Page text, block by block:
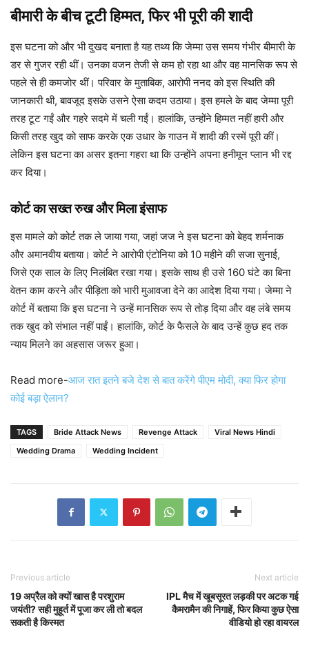
बीमारी के बीच टूटी हिम्मत, फिर भी पूरी की शादी
इस घटना को और भी दुखद बनाता है यह तथ्य कि जेम्मा उस समय गंभीर बीमारी के
डर से गुजर रही थीं। उनका वजन तेजी से कम हो रहा था और वह मानसिक रूप से
पहले से ही कमजोर थीं। परिवार के मुताबिक, आरोपी ननद को इस स्थिति की
जानकारी थी, बावजूद इसके उसने ऐसा कदम उठाया। इस हमले के बाद जेम्मा पूरी
तरह टूट गईं और गहरे सदमे में चली गईं। हालांकि, उन्होंने हिम्मत नहीं हारी और
किसी तरह खुद को साफ करके एक उधार के गाउन में शादी की रस्में पूरी कीं।
लेकिन इस घटना का असर इतना गहरा था कि उन्होंने अपना हनीमून प्लान भी रद्द
कर दिया।
कोर्ट का सख्त रुख और मिला इंसाफ
इस मामले को कोर्ट तक ले जाया गया, जहां जज ने इस घटना को बेहद शर्मनाक
और अमानवीय बताया। कोर्ट ने आरोपी एंटोनिया को 10 महीने की सजा सुनाई,
जिसे एक साल के लिए निलंबित रखा गया। इसके साथ ही उसे 160 घंटे का बिना
वेतन काम करने और पीड़िता को भारी मुआवजा देने का आदेश दिया गया। जेम्मा ने
कोर्ट में बताया कि इस घटना ने उन्हें मानसिक रूप से तोड़ दिया और वह लंबे समय
तक खुद को संभाल नहीं पाईं। हालांकि, कोर्ट के फैसले के बाद उन्हें कुछ हद तक
न्याय मिलने का अहसास जरूर हुआ।
Read more-आज रात इतने बजे देश से बात करेंगे पीएम मोदी, क्या फिर होगा
कोई बड़ा ऐलान?
TAGS Bride Attack News Revenge Attack
Viral News Hindi
Wedding Drama
Wedding Incident
Previous article
19 अप्रैल को क्यों खास है परशुराम
जयंती? सही मुहूर्त में पूजा कर ली तो बदल
सकती है किस्मत
Next article
IPL मैच में खूबसूरत लड़की पर अटक गई
कैमरामैन की निगाहें, फिर किया कुछ ऐसा
वीडियो हो रहा वायरल